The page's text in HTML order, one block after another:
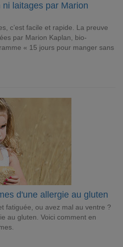
laitages par Marion
c’est facile et rapide. La preuve
par Marion Kaplan, bio-
« 15 jours pour manger sans
d'une allergie au gluten
fatiguée, ou avez mal au ventre ?
au gluten. Voici comment en